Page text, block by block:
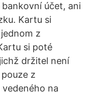
účet, ani
Kartu si
z
si poté
držitel není
z
na